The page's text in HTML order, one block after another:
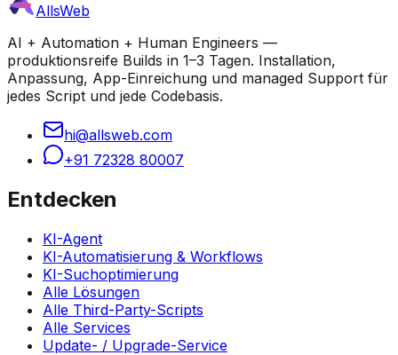
AllsWeb
AI + Automation + Human Engineers —
produktionsreife Builds in 1–3 Tagen. Installation,
Anpassung, App-Einreichung und managed Support für
jedes Script und jede Codebasis.
hi@allsweb.com
+91 72328 80007
Entdecken
KI-Agent
KI-Automatisierung & Workflows
KI-Suchoptimierung
Alle Lösungen
Alle Third-Party-Scripts
Alle Services
Update- / Upgrade-Service